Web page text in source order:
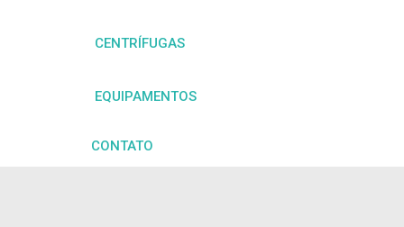
CENTRÍFUGAS
EQUIPAMENTOS
CONTATO